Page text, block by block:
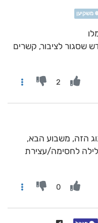
משקיען
שסגור לציבור, קשרים
2
הזה, משבוע הבא,
לחסימה/עצירת
0